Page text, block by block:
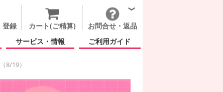
登録 カート(ご精算)
お問合せ・返品
サービス・情報 ご利用ガイド
8/19）